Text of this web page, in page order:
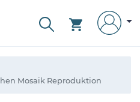
Mosaik Reproduktion